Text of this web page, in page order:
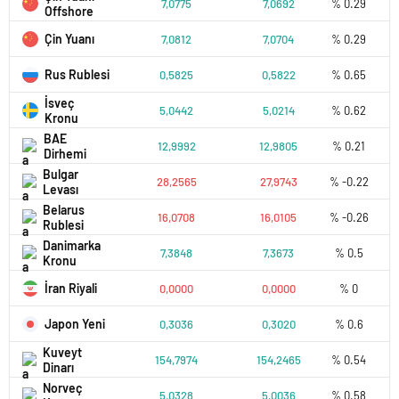
Offshore
7,0775 7,0692 % 0.29
Çin Yuanı 7,0812 7,0704 % 0.29
Rus Rublesi 0,5825 0,5822 % 0.65
İsveç
Kronu
5,0442 5,0214 % 0.62
BAE
Dirhemi
12,9992 12,9805 % 0.21
Bulgar
Levası
28,2565 27,9743 % -0.22
Belarus
Rublesi
16,0708 16,0105 % -0.26
Danimarka
Kronu
7,3848 7,3673 % 0.5
İran Riyali 0,0000 0,0000 % 0
Japon Yeni 0,3036 0,3020 % 0.6
Kuveyt
Dinarı
154,7974 154,2465 % 0.54
Norveç
5,0328 5,0036 % 0.58